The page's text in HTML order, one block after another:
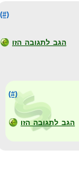
(#)
הגב לתגובה הזו
(#)
הגב לתגובה הזו